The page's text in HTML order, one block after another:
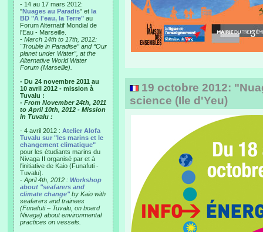
- 14 au 17 mars 2012:
"Nuages au Paradis" et la
BD "A l'eau, la Terre" au
Forum Alternatif Mondial de
l'Eau - Marseille.
- March 14th to 17th, 2012:
"Trouble in Paradise” and “Our
planet under Water”, at the
Alternative World Water
Forum (Marseille).
- Du 24 novembre 2011 au
10 avril 2012 - mission à
Tuvalu :
- From November 24th, 2011
to April 10th, 2012 - Mission
in Tuvalu :
- 4 avril 2012 : Atelier Alofa
Tuvalu sur "les marins et le
changement climatique"
pour les étudiants marins du
Nivaga II organisé par et à
l'initiative de Kaio (Funafuti -
Tuvalu).
- April 4th, 2012 : Workshop
about "seafarers and
climate change"by Kaio with
seafarers and trainees
(Funafuti – Tuvalu, on board
Nivaga) about environmental
practices on vessels.
19 octobre 2012:
science (Ile d'Yeu)